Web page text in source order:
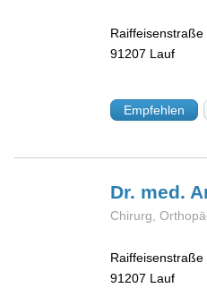
Raiffeisenstraße
91207 Lauf
Empfehlen
Dr. med.
Chirurg,
Raiffeisenstraße
91207 Lauf